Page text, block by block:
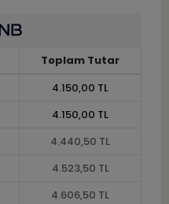
Toplam Tutar
4.150,00 TL
4.150,00 TL
4.440,50 TL
4.523,50 TL
4.606,50 TL